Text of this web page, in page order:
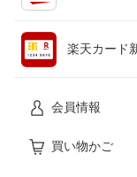
楽天カード
会員情報
買い物かご